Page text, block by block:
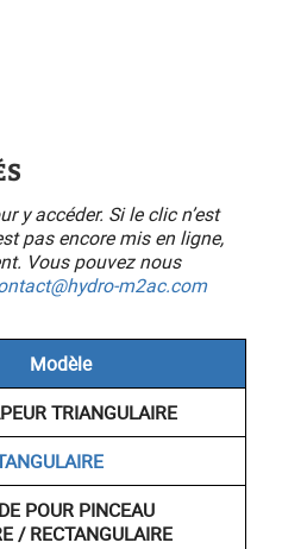
y accéder. Si le clic n’est
pas encore mis en ligne,
Vous pouvez nous
m2ac.com
Modèle
TRIANGULAIRE
POUR PINCEAU
/ RECTANGULAIRE